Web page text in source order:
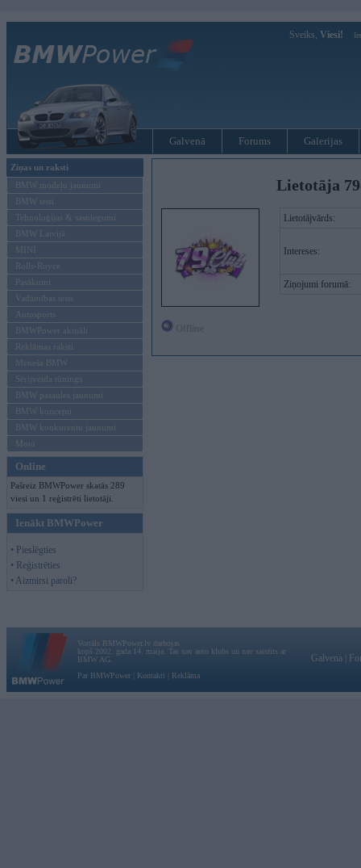
Sveiks, Viesi!
Galvenā Forums Galerijas
Ziņas un raksti
BMW modeļu jaunumi
BMW testi
Tehnoloģijas & sasniegumi
BMW Latvijā
MINI
Rolls-Royce
Pasākumi
Vadāmības tests
Autosports
BMWPower aktuāli
Reklāmas raksti
Mēneša BMW
Sērijveida tūnings
BMW pasaules jaunumi
BMW koncepti
BMW konkurentu jaunumi
Moto
Online
Pašreiz BMWPower skatās 289
viesi un 1 reģistrēti lietotāji.
Ienākt BMWPower
• Pieslēgties
• Reģistrēties
• Aizmirsi paroli?
Lietotāja
Lietotājvārds:
Intereses:
Ziņojumi forumā:
Vortāls BMWPower.lv darbojas
kopš 2002. gada 14. maija. Tas nav auto klubs un nav saistīts ar
BMW AG.
Par BMWPower
Kontakti Reklāma
Galvena